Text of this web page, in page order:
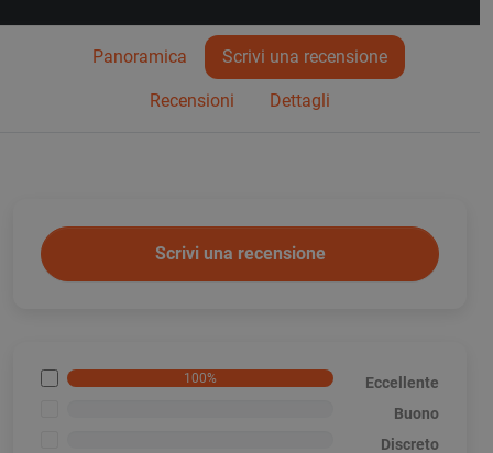
Panoramica Scrivi una recensione
Recensioni Dettagli
Scrivi una recensione
100% Eccellente
Buono
Discreto